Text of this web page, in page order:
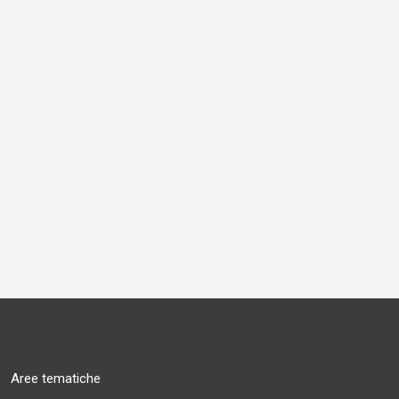
Aree tematiche